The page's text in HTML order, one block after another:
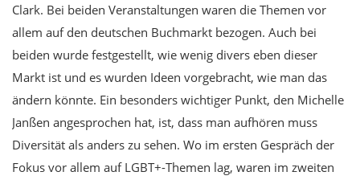
Clark. Bei beiden Veranstaltungen waren die Themen vor
allem auf den deutschen Buchmarkt bezogen. Auch bei
beiden wurde festgestellt, wie wenig divers eben dieser
Markt ist und es wurden Ideen vorgebracht, wie man das
ändern könnte. Ein besonders wichtiger Punkt, den Michelle
Janßen angesprochen hat, ist, dass man aufhören muss
Diversität als anders zu sehen. Wo im ersten Gespräch der
Fokus vor allem auf LGBT+-Themen lag, waren im zweiten